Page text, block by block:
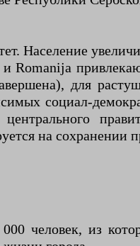
Население
и Romanija
для
социал-
на сохранении
человек, из